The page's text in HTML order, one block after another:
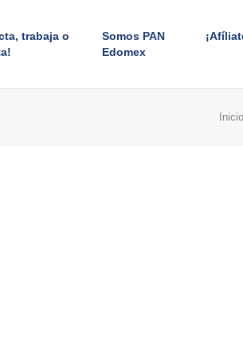
trabaja o
Somos PAN
Edomex
Inicio